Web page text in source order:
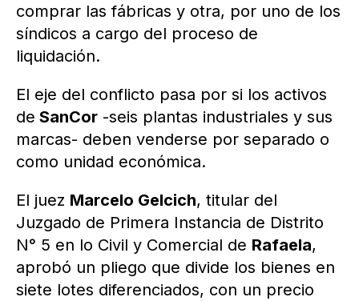
comprar las fábricas y otra, por uno de los
síndicos a cargo del proceso de
liquidación.
El eje del conflicto pasa por si los activos
de SanCor -seis plantas industriales y sus
marcas- deben venderse por separado o
como unidad económica.
El juez Marcelo Gelcich, titular del
Juzgado de Primera Instancia de Distrito
N° 5 en lo Civil y Comercial de Rafaela,
aprobó un pliego que divide los bienes en
siete lotes diferenciados, con un precio